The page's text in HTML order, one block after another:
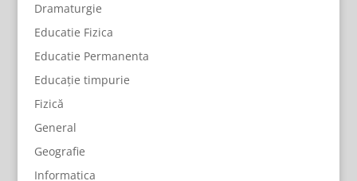
Dramaturgie
Educatie Fizica
Educatie Permanenta
Educație timpurie
Fizică
General
Geografie
Informatica